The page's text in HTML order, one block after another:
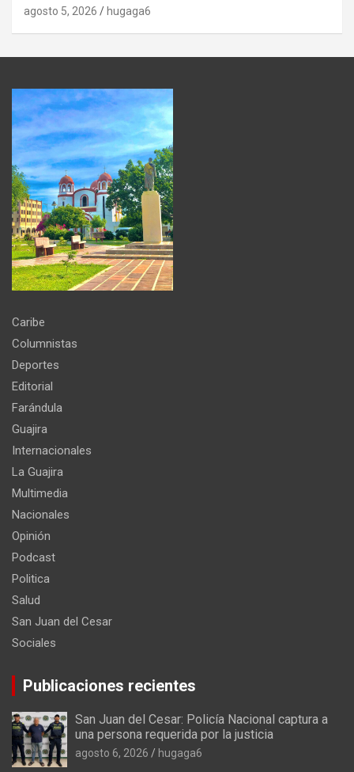
agosto 5, 2026 hugaga6
Caribe
Columnistas
Deportes
Editorial
Farándula
Guajira
Internacionales
La Guajira
Multimedia
Nacionales
Opinión
Podcast
Politica
Salud
San Juan del Cesar
Sociales
Publicaciones recientes
San Juan del Cesar: Policía Nacional captura a
una persona requerida por la justicia
agosto 6, 2026 hugaga6